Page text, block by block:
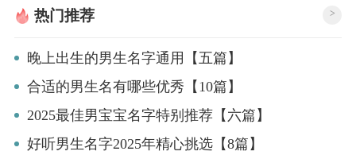
热门推荐 >
晚上出生的男生名字通用【五篇】
合适的男生名有哪些优秀【10篇】
2025最佳男宝宝名字特别推荐【六篇】
好听男生名字2025年精心挑选【8篇】